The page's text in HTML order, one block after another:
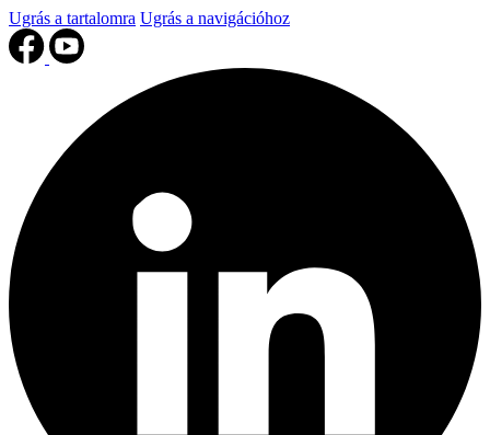
Ugrás a tartalomra Ugrás a navigációhoz